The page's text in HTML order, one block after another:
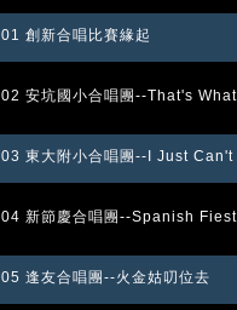
01 創新合唱比賽緣起
02 安坑國小合唱團--That's
03 東大附小合唱團--I Just
04 新節慶合唱團--Spanish
05 逢友合唱團--火金姑叨位去